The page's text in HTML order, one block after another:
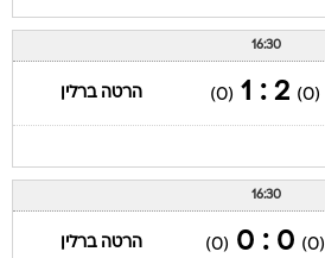
16:30
(0)
2 : 1
(0) הרטה ברלין
16:30
(0)
0 : 0
(0) הרטה ברלין